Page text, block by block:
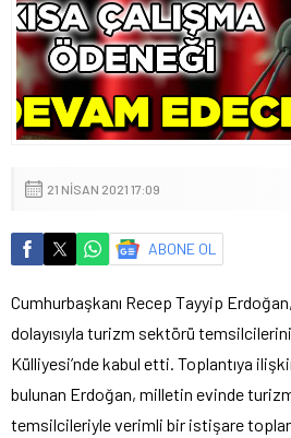
21 NISAN 2021 17:09
ABONE OL
Cumhurbaşkanı Recep Tayyip
dolayısıyla turizm sektörü temsilcilerini
Külliyesi’nde kabul etti. Toplantıya
bulunan Erdoğan, milletin evinde
temsilcileriyle verimli bir istişare